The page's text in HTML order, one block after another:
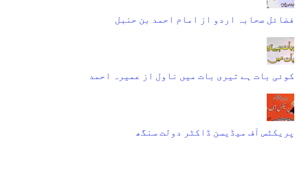
فضائل صحابہ اردو از امام احمد بن حنبل
کوئی بات ہے تیری بات میں ناول از عمیرہ احمد
پریکٹس آف میڈیسن ڈاکٹر دولت سنگھ